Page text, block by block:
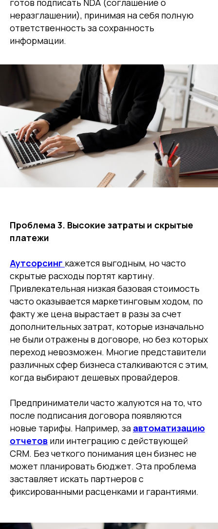
готов подписать NDA (соглашение о
неразглашении), принимая на себя полную
ответственность за сохранность
информации.
Проблема 3. Высокие затраты и скрытые
платежи
Аутсорсинг кажется выгодным, но часто
скрытые расходы портят картину.
Привлекательная низкая базовая стоимость
часто оказывается маркетинговым ходом, по
факту же цена вырастает в разы за счет
дополнительных затрат, которые изначально
не были отражены в договоре, но без которых
переход невозможен. Многие представители
различных сфер бизнеса сталкиваются с этим,
когда выбирают дешевых провайдеров.
Предприниматели часто жалуются на то, что
после подписания договора появляются
новые тарифы. Например, за автоматизацию
отчетов или интеграцию с действующей
CRM. Без четкого понимания цен бизнес не
может планировать бюджет. Эта проблема
заставляет искать партнеров с
фиксированными расценками и гарантиями.